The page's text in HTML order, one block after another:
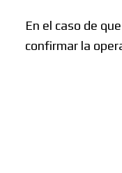
En el caso de
confirmar la